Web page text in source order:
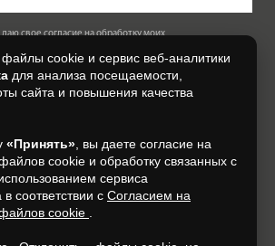
свое согласие на обработку моих
персональных данных.
548-777
cookie и сервис веб-аналитики
для анализа посещаемости,
сайта и повышения качества
«Принять» , вы даете согласие на
cookie и обработку связанных с
сервиса
соответствии с Согласием на
cookie